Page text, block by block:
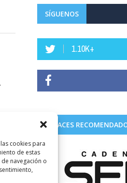
cookies para
de estas
navegación o
SÍGUENOS
1.10K+
ENLACES